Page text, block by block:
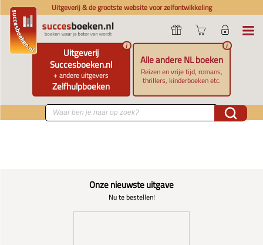
Uitgeverij & de grootste website voor zelfontwikkeling
Uitgeverij
Succesboeken.nl
+ andere uitgevers
Zelfhulpboeken
i
Alle andere NL boeken
Reizen en vrije tijd, romans,
thrillers, kinderboeken etc.
i
Onze nieuwste uitgave
Nu te bestellen!